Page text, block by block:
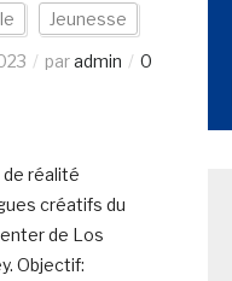
Jeunesse
paradmin
0
réalité
créatifs du
de Los
Objectif: